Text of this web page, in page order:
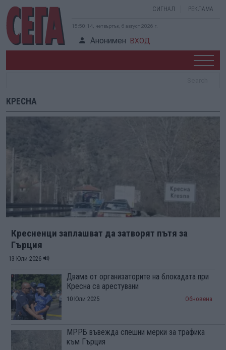
СИГНАЛ РЕКЛАМА
15:50:15, четвъртък, 6 август 2026 г.
Анонимен ВХОД
КРЕСНА
Кресненци заплашват да затворят пътя за
Гърция
13 Юли 2026
Двама от организаторите на блокадата при
Кресна са арестувани
10 Юли 2025 Обновена
МРРБ въвежда спешни мерки за трафика
към Гърция